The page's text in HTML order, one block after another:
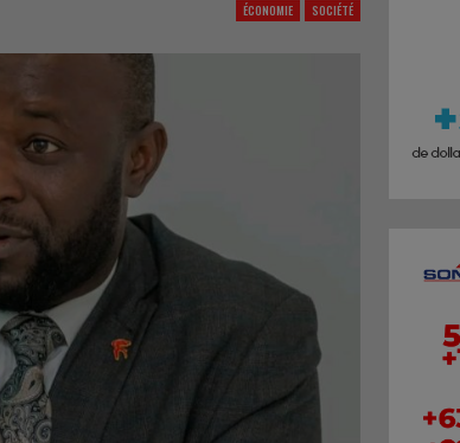
ÉCONOMIE SOCIÉTÉ